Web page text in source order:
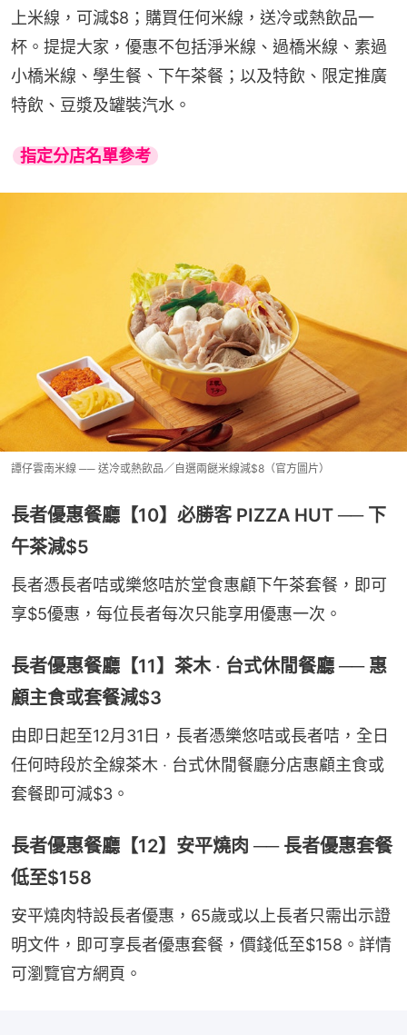
上米線，可減$8；購買任何米線，送冷或熱飲品一
杯。提提大家，優惠不包括淨米線、過橋米線、素過
小橋米線、學生餐、下午茶餐；以及特飲、限定推廣
特飲、豆漿及罐裝汽水。
指定分店名單參考
譚仔雲南米線 ── 送冷或熱飲品／自選兩餸米線減$8（官方圖片）
長者優惠餐廳【10】必勝客 PIZZA HUT ── 下
午茶減$5
長者憑長者咭或樂悠咭於堂食惠顧下午茶套餐，即可
享$5優惠，每位長者每次只能享用優惠一次。
長者優惠餐廳【11】茶木 ‧ 台式休閒餐廳 ── 惠
顧主食或套餐減$3
由即日起至12月31日，長者憑樂悠咭或長者咭，全日
任何時段於全線茶木 ‧ 台式休閒餐廳分店惠顧主食或
套餐即可減$3。
長者優惠餐廳【12】安平燒肉 ── 長者優惠套餐
低至$158
安平燒肉特設長者優惠，65歲或以上長者只需出示證
明文件，即可享長者優惠套餐，價錢低至$158。詳情
可瀏覽官方網頁。